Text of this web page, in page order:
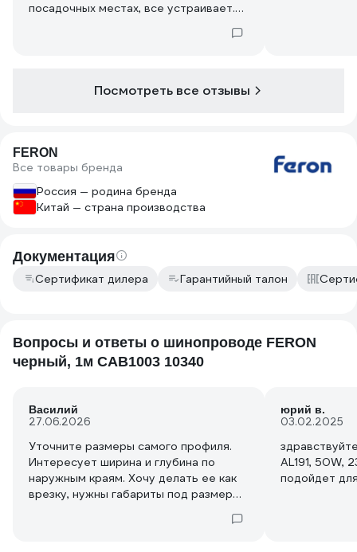
посадочных местах, все устраивает.
Посмотреть все отзывы
FERON
Все товары бренда
Россия — родина бренда
Китай — страна производства
Документация
Сертификат дилера Гарантийный талон
Вопросы и ответы о шинопроводе FERON
черный, 1м CAB1003 10340
Василий
27.06.2026
Уточните размеры самого профиля.
Интересует ширина и глубина по
наружным краям. Хочу делать ее как
врезку, нужны габариты под размер
юрий в.
03.02.2025
здравствуйте -
AL191, 50W,
подойдет